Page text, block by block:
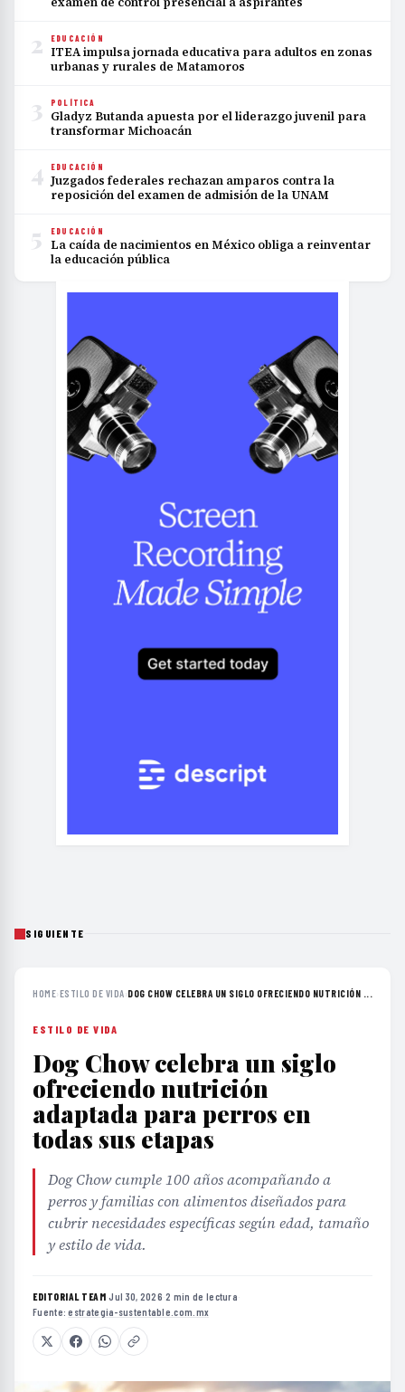
2 EDUCACIÓN
ITEA impulsa jornada educativa para adultos en zonas
urbanas y rurales de Matamoros
3 POLÍTICA
Gladyz Butanda apuesta por el liderazgo juvenil para
transformar Michoacán
4 EDUCACIÓN
Juzgados federales rechazan amparos contra la
reposición del examen de admisión de la UNAM
5 EDUCACIÓN
La caída de nacimientos en México obliga a reinventar
la educación pública
SIGUIENTE
HOME›ESTILO DE VIDA›DOG CHOW CELEBRA UN SIGLO OFRECIENDO NUTRICIÓN ...
ESTILO DE VIDA
Dog Chow celebra un siglo
ofreciendo nutrición
adaptada para perros en
todas sus etapas
Dog Chow cumple 100 años acompañando a
perros y familias con alimentos diseñados para
cubrir necesidades específicas según edad, tamaño
y estilo de vida.
EDITORIAL TEAM·Jul 30, 2026·2 min de lectura·
Fuente:estrategia-sustentable.com.mx